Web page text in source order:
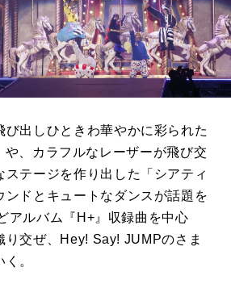
び出しひときわ華やかに彩られた
や、カラフルなレーザーが飛び交
ステージを作り出した「シアティ
ンドとキュートなダンスが話題を
アルバム『H+』収録曲を中心
り交ぜ、Hey! Say! JUMPのさま
。